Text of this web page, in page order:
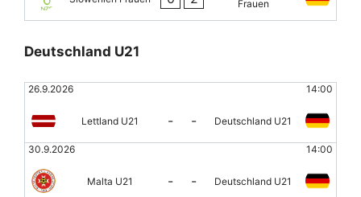
Frauen
Deutschland U21
26.9.2026 14:00
Lettland U21 - - Deutschland U21
30.9.2026 14:00
Malta U21 - - Deutschland U21